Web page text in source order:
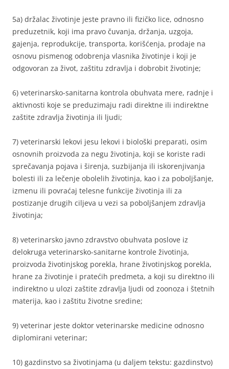
5a) držalac životinje jeste pravno ili fizičko lice, odnosno
preduzetnik, koji ima pravo čuvanja, držanja, uzgoja,
gajenja, reprodukcije, transporta, korišćenja, prodaje na
osnovu pismenog odobrenja vlasnika životinje i koji je
odgovoran za život, zaštitu zdravlja i dobrobit životinje;
6) veterinarsko-sanitarna kontrola obuhvata mere, radnje i
aktivnosti koje se preduzimaju radi direktne ili indirektne
zaštite zdravlja životinja ili ljudi;
7) veterinarski lekovi jesu lekovi i biološki preparati, osim
osnovnih proizvoda za negu životinja, koji se koriste radi
sprečavanja pojava i širenja, suzbijanja ili iskorenjivanja
bolesti ili za lečenje obolelih životinja, kao i za poboljšanje,
izmenu ili povraćaj telesne funkcije životinja ili za
postizanje drugih ciljeva u vezi sa poboljšanjem zdravlja
životinja;
8) veterinarsko javno zdravstvo obuhvata poslove iz
delokruga veterinarsko-sanitarne kontrole životinja,
proizvoda životinjskog porekla, hrane životinjskog porekla,
hrane za životinje i pratećih predmeta, a koji su direktno ili
indirektno u ulozi zaštite zdravlja ljudi od zoonoza i štetnih
materija, kao i zaštitu životne sredine;
9) veterinar jeste doktor veterinarske medicine odnosno
diplomirani veterinar;
10) gazdinstvo sa životinjama (u daljem tekstu: gazdinstvo)